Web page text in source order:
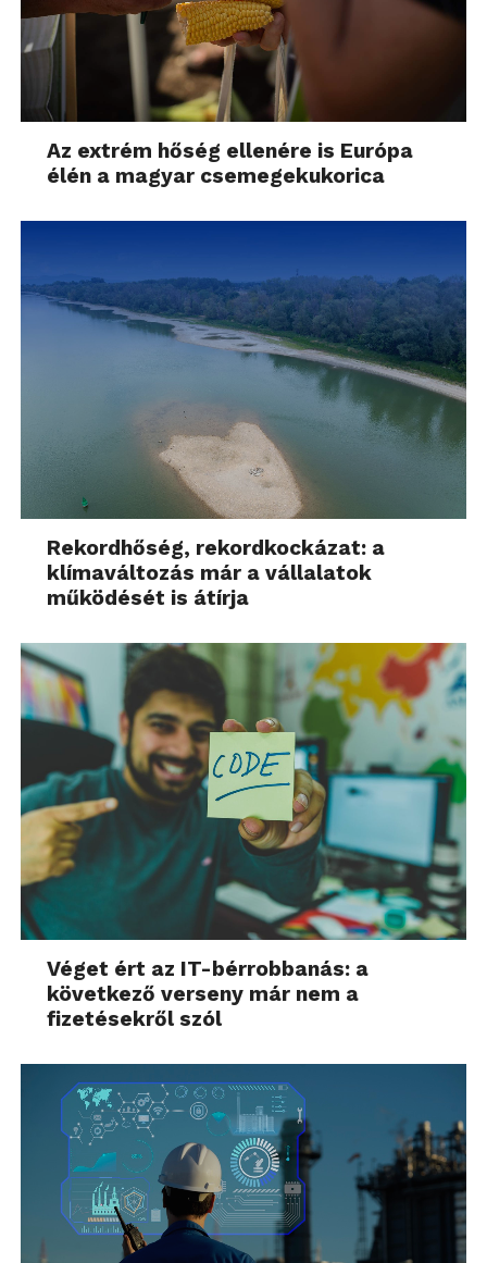
Az extrém hőség ellenére is Európa
élén a magyar csemegekukorica
Rekordhőség, rekordkockázat: a
klímaváltozás már a vállalatok
működését is átírja
Véget ért az IT-bérrobbanás: a
következő verseny már nem a
fizetésekről szól